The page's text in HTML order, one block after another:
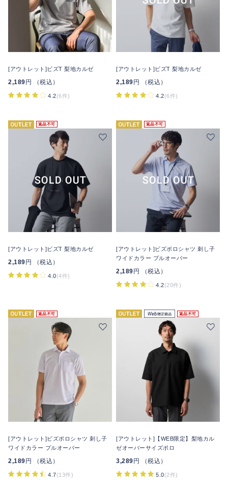
[アウトレット]ビズT 梨地カルゼ
2,189円 （税込）
4.2(6件)
[アウトレット]ビズT 梨地カルゼ
2,189円 （税込）
4.2(6件)
返品不可
[アウトレット]ビズT 梨地カルゼ
2,189 円 （税込）
4.0(4件)
返品不可
[アウトレット]ビズポロシャツ 刺し子
ワイドカラー プルオーバー
2,189 円 （税込）
4.2(20件)
返品不可
[アウトレット]ビズポロシャツ 刺し子
ワイドカラー プルオーバー
2,189 円 （税込）
4.7(13件)
返品不可
[アウトレット]【WEB限定】梨地カル
ゼオーバーサイズポロ
3,289 円 （税込）
5.0(2件)